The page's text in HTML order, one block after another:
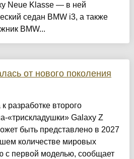
Neue Klasse — в ней
седан BMW i3, а также
BMW...
от нового поколения
разработке второго
«трискладушки» Galaxy Z
быть представлено в 2027
количестве мировых
с первой моделью, сообщает